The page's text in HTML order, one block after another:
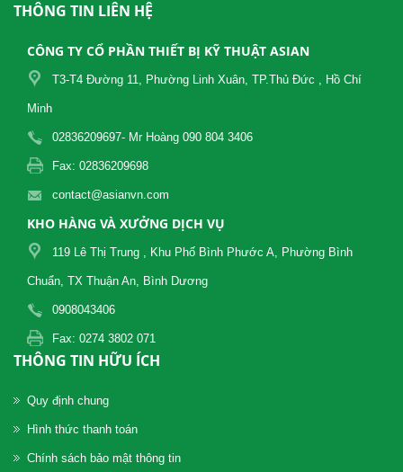
THÔNG TIN LIÊN HỆ
CÔNG TY CỔ PHẦN THIẾT BỊ KỸ THUẬT ASIAN
T3-T4 Đường 11, Phường Linh Xuân, TP.Thủ Đức , Hồ Chí
Minh
02836209697- Mr Hoàng 090 804 3406
Fax: 02836209698
contact@asianvn.com
KHO HÀNG VÀ XƯỞNG DỊCH VỤ
119 Lê Thị Trung , Khu Phố Bình Phước A, Phường Bình
Chuẩn, TX Thuận An, Bình Dương
0908043406
Fax: 0274 3802 071
THÔNG TIN HỮU ÍCH
Quy định chung
Hình thức thanh toán
Chính sách bảo mật thông tin